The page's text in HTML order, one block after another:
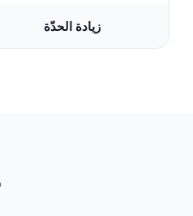
زيادة الحدّة